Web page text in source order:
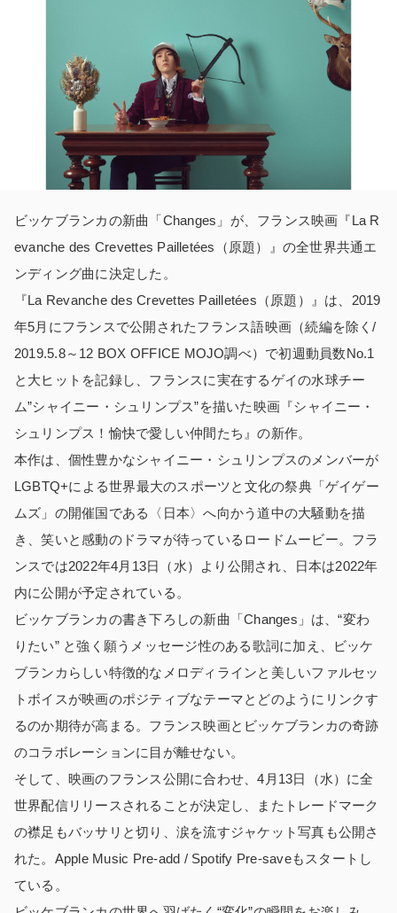
ビッケブランカの新曲「Changes」が、フランス映画『La R
evanche des Crevettes Pailletées（原題）』の全世界共通エ
ンディング曲に決定した。
『La Revanche des Crevettes Pailletées（原題）』は、2019
年5月にフランスで公開されたフランス語映画（続編を除く/
2019.5.8～12 BOX OFFICE MOJO調べ）で初週動員数No.1
と大ヒットを記録し、フランスに実在するゲイの水球チー
ム”シャイニー・シュリンプス”を描いた映画『シャイニー・
シュリンプス！愉快で愛しい仲間たち』の新作。
本作は、個性豊かなシャイニー・シュリンプスのメンバーが
LGBTQ+による世界最大のスポーツと文化の祭典「ゲイゲー
ムズ」の開催国である〈日本〉へ向かう道中の大騒動を描
き、笑いと感動のドラマが待っているロードムービー。フラ
ンスでは2022年4月13日（水）より公開され、日本は2022年
内に公開が予定されている。
ビッケブランカの書き下ろしの新曲「Changes」は、“変わ
りたい” と強く願うメッセージ性のある歌詞に加え、ビッケ
ブランカらしい特徴的なメロディラインと美しいファルセッ
トボイスが映画のポジティブなテーマとどのようにリンクす
るのか期待が高まる。フランス映画とビッケブランカの奇跡
のコラボレーションに目が離せない。
そして、映画のフランス公開に合わせ、4月13日（水）に全
世界配信リリースされることが決定し、またトレードマーク
の襟足もバッサリと切り、涙を流すジャケット写真も公開さ
れた。Apple Music Pre-add / Spotify Pre-saveもスタートし
ている。